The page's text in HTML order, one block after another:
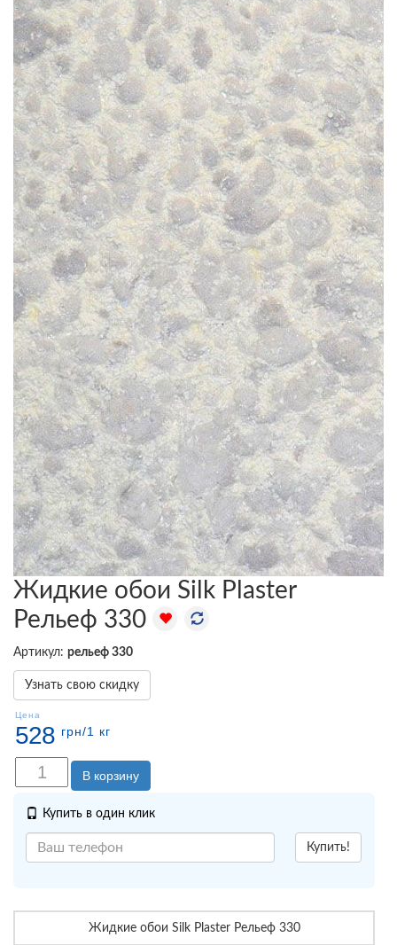
Жидкие обои Silk Plaster
Рельеф 330
Артикул: рельеф 330
Узнать свою скидку
Цена
528 грн/1 кг
В корзину
Купить в один клик
Купить!
Жидкие обои Silk Plaster Рельеф 330